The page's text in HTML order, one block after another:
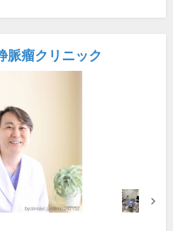
脈瘤クリニック